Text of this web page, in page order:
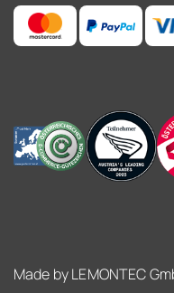
Made byLEMONTEC